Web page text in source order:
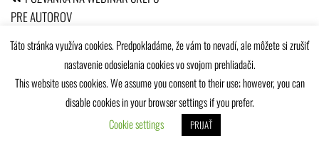
PRE AUTOROV
Univerzitná knižnica Žilinskej univerzity © 2025
Táto stránka využíva cookies. Predpokladáme, že vám to nevadí, ale môžete si zrušiť
nastavenie odosielania cookies vo svojom prehliadači.
This website uses cookies. We assume you consent to their use; however, you can
disable cookies in your browser settings if you prefer.
Cookie settings
PRIJAŤ